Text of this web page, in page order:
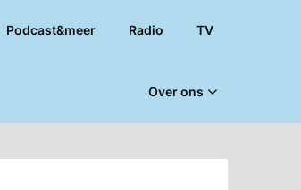
Podcast&meer Radio TV
Over ons